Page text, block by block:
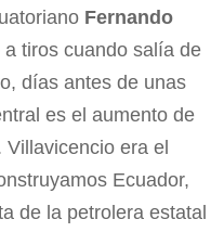
Fernando
tiros cuando salía de
días antes de unas
es el aumento de
Villavicencio era el
Ecuador,
de la petrolera estatal